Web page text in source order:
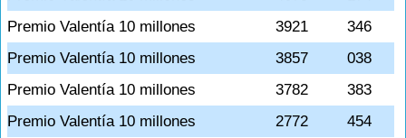
Premio Valentía 10 millones
3921
346
Premio Valentía 10 millones
3857
038
Premio Valentía 10 millones
3782
383
Premio Valentía 10 millones
2772
454